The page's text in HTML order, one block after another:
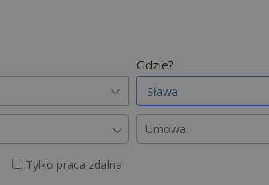
Gdzie?
Umowa
Tylko praca zdalna